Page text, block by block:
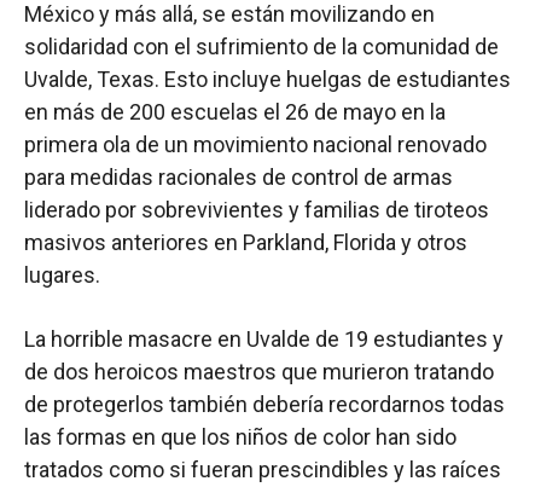
México y más allá, se están movilizando en
solidaridad con el sufrimiento de la comunidad de
Uvalde, Texas. Esto incluye huelgas de estudiantes
en más de 200 escuelas el 26 de mayo en la
primera ola de un movimiento nacional renovado
para medidas racionales de control de armas
liderado por sobrevivientes y familias de tiroteos
masivos anteriores en Parkland, Florida y otros
lugares.
La horrible masacre en Uvalde de 19 estudiantes y
de dos heroicos maestros que murieron tratando
de protegerlos también debería recordarnos todas
las formas en que los niños de color han sido
tratados como si fueran prescindibles y las raíces